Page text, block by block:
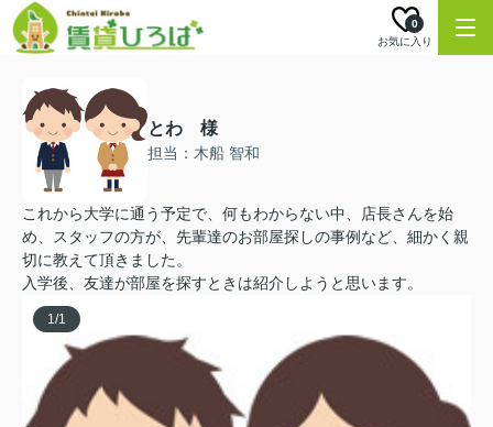
お気に入り
0
とわ 様
担当：木船 智和
これから大学に通う予定で、何もわからない中、店長さんを始
め、スタッフの方が、先輩達のお部屋探しの事例など、細かく親
切に教えて頂きました。
入学後、友達が部屋を探すときは紹介しようと思います。
1/1